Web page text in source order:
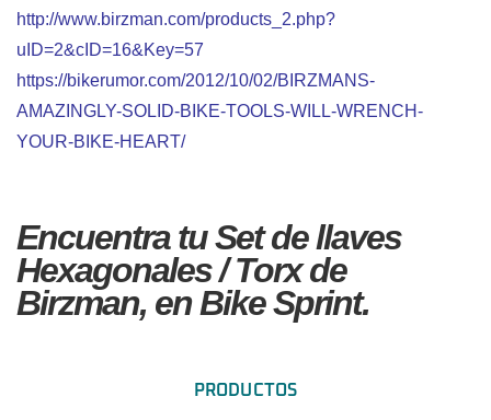
http://www.birzman.com/products_2.php?
uID=2&cID=16&Key=57
https://bikerumor.com/2012/10/02/BIRZMANS-
AMAZINGLY-SOLID-BIKE-TOOLS-WILL-WRENCH-
YOUR-BIKE-HEART/
Encuentra tu Set de llaves
Hexagonales / Torx de
Birzman, en Bike Sprint.
PRODUCTOS